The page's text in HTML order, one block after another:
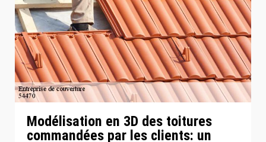
Modélisation en 3D des toitures
commandées par les clients: un